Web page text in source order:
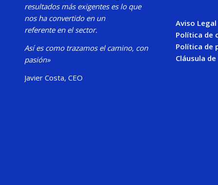
resultados más exigentes es lo que
nos ha convertido en un
referente en el sector.
Así es como trazamos el camino, con
pasión»
Javier Costa, CEO
Aviso Legal
Política de
Política de
Cláusula